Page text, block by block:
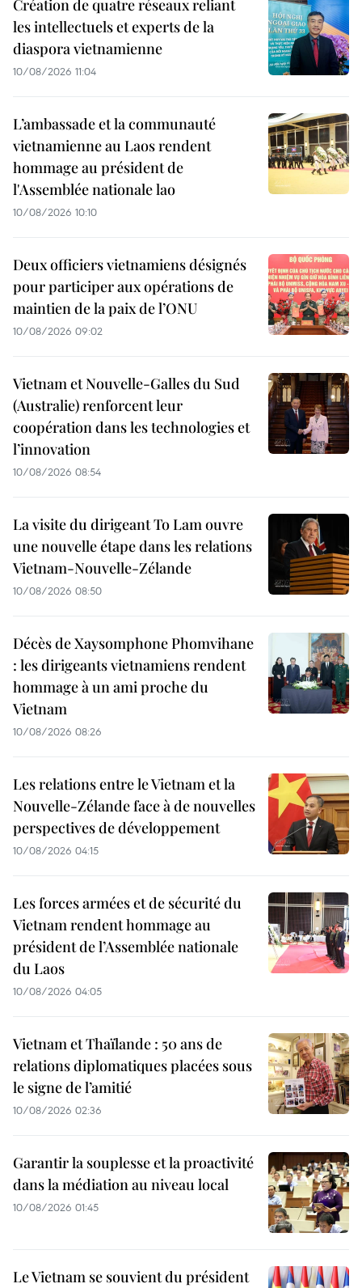
Création de quatre réseaux reliant
les intellectuels et experts de la
diaspora vietnamienne
10/08/2026 11:04
L’ambassade et la communauté
vietnamienne au Laos rendent
hommage au président de
l'Assemblée nationale lao
10/08/2026 10:10
Deux officiers vietnamiens désignés
pour participer aux opérations de
maintien de la paix de l’ONU
10/08/2026 09:02
Vietnam et Nouvelle-Galles du Sud
(Australie) renforcent leur
coopération dans les technologies et
l’innovation
10/08/2026 08:54
La visite du dirigeant To Lam ouvre
une nouvelle étape dans les relations
Vietnam-Nouvelle-Zélande
10/08/2026 08:50
Décès de Xaysomphone Phomvihane
: les dirigeants vietnamiens rendent
hommage à un ami proche du
Vietnam
10/08/2026 08:26
Les relations entre le Vietnam et la
Nouvelle-Zélande face à de nouvelles
perspectives de développement
10/08/2026 04:15
Les forces armées et de sécurité du
Vietnam rendent hommage au
président de l’Assemblée nationale
du Laos
10/08/2026 04:05
Vietnam et Thaïlande : 50 ans de
relations diplomatiques placées sous
le signe de l’amitié
10/08/2026 02:36
Garantir la souplesse et la proactivité
dans la médiation au niveau local
10/08/2026 01:45
Le Vietnam se souvient du président